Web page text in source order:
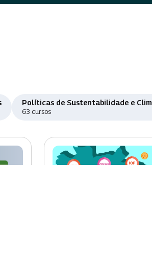
Políticas de Sustentabilidade e
63 cursos